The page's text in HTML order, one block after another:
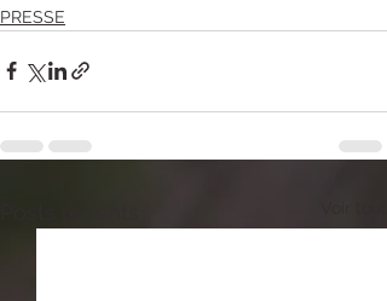
PRESSE